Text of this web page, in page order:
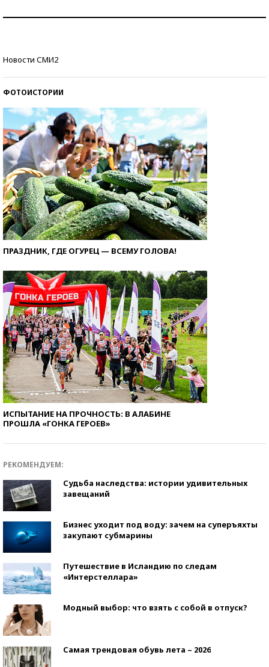
Новости СМИ2
ФОТОИСТОРИИ
ПРАЗДНИК, ГДЕ ОГУРЕЦ — ВСЕМУ ГОЛОВА!
ИСПЫТАНИЕ НА ПРОЧНОСТЬ: В АЛАБИНЕ
ПРОШЛА «ГОНКА ГЕРОЕВ»
РЕКОМЕНДУЕМ:
Судьба наследства: истории удивительных
завещаний
Бизнес уходит под воду: зачем на суперъяхты
закупают субмарины
Путешествие в Исландию по следам
«Интерстеллара»
Модный выбор: что взять с собой в отпуск?
Самая трендовая обувь лета – 2026